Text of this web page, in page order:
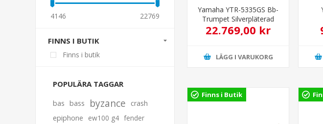
Yamaha YTR-5335GS Bb-
Trumpet Silverpläterad
22.769,00 kr
LÄGG I VARUKORG
Finns i Butik
4146 22769
FINNS I BUTIK
Finns i butik
POPULÄRA TAGGAR
bas bass byzance
crash
epiphone
ew100 g4 fender